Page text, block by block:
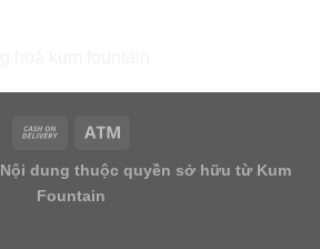
Nội dung thuộc quyền sở hữu từ Kum
Fountain